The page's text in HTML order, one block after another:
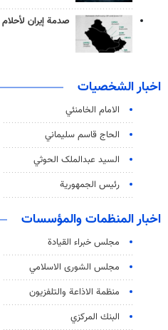
صدمة إيران لأحلام
اخبار الشخصيات
الامام الخامنئي
الحاج قاسم سليماني
السید عبدالملک الحوثي
رئيس الجمهورية
اخبار المنظمات والمؤسسات
مجلس خبراء القيادة
مجلس الشورى الاسلامي
منظمة الاذاعة والتلفزیون
البنك المركزي